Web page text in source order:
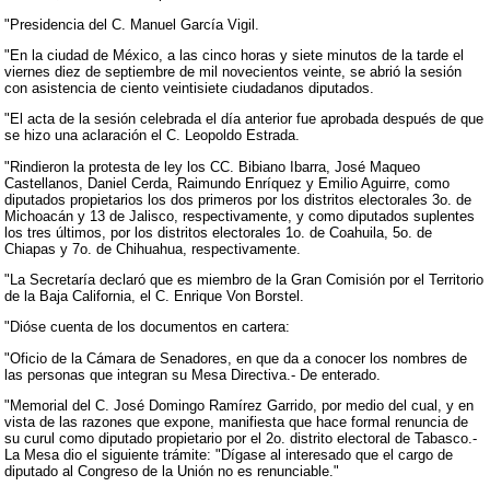
"Presidencia del C. Manuel García Vigil.
"En la ciudad de México, a las cinco horas y siete minutos de la tarde el
viernes diez de septiembre de mil novecientos veinte, se abrió la sesión
con asistencia de ciento veintisiete ciudadanos diputados.
"El acta de la sesión celebrada el día anterior fue aprobada después de que
se hizo una aclaración el C. Leopoldo Estrada.
"Rindieron la protesta de ley los CC. Bibiano Ibarra, José Maqueo
Castellanos, Daniel Cerda, Raimundo Enríquez y Emilio Aguirre, como
diputados propietarios los dos primeros por los distritos electorales 3o. de
Michoacán y 13 de Jalisco, respectivamente, y como diputados suplentes
los tres últimos, por los distritos electorales 1o. de Coahuila, 5o. de
Chiapas y 7o. de Chihuahua, respectivamente.
"La Secretaría declaró que es miembro de la Gran Comisión por el Territorio
de la Baja California, el C. Enrique Von Borstel.
"Dióse cuenta de los documentos en cartera:
"Oficio de la Cámara de Senadores, en que da a conocer los nombres de
las personas que integran su Mesa Directiva.- De enterado.
"Memorial del C. José Domingo Ramírez Garrido, por medio del cual, y en
vista de las razones que expone, manifiesta que hace formal renuncia de
su curul como diputado propietario por el 2o. distrito electoral de Tabasco.-
La Mesa dio el siguiente trámite: "Dígase al interesado que el cargo de
diputado al Congreso de la Unión no es renunciable."